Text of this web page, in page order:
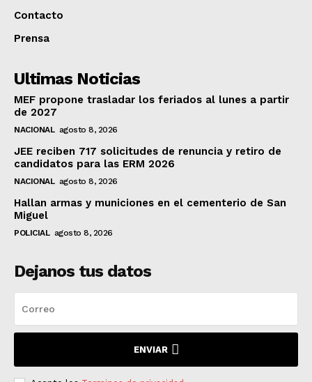
Contacto
Prensa
Ultimas Noticias
MEF propone trasladar los feriados al lunes a partir
de 2027
NACIONAL agosto 8, 2026
JEE reciben 717 solicitudes de renuncia y retiro de
candidatos para las ERM 2026
NACIONAL agosto 8, 2026
Hallan armas y municiones en el cementerio de San
Miguel
POLICIAL agosto 8, 2026
Dejanos tus datos
ENVIAR